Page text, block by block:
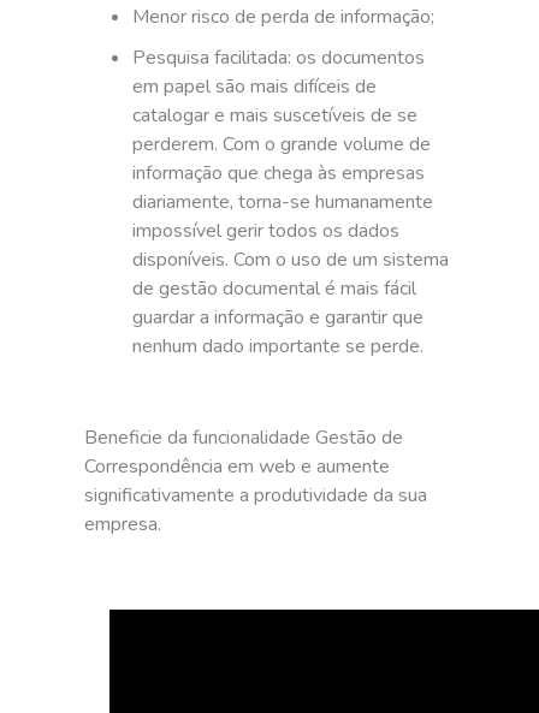
Menor risco de perda de informação;
Pesquisa facilitada: os documentos
em papel são mais difíceis de
catalogar e mais suscetíveis de se
perderem. Com o grande volume de
informação que chega às empresas
diariamente, torna-se humanamente
impossível gerir todos os dados
disponíveis. Com o uso de um sistema
de gestão documental é mais fácil
guardar a informação e garantir que
nenhum dado importante se perde.
Beneficie da funcionalidade Gestão de
Correspondência em web e aumente
significativamente a produtividade da sua
empresa.